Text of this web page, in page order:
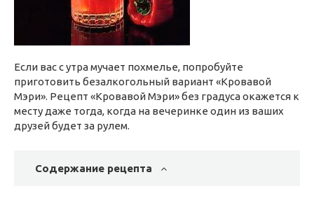
Если вас с утра мучает похмелье, попробуйте
приготовить безалкогольный вариант «Кровавой
Мэри». Рецепт «Кровавой Мэри» без градуса окажется к
месту даже тогда, когда на вечеринке один из ваших
друзей будет за рулем.
Содержание рецепта